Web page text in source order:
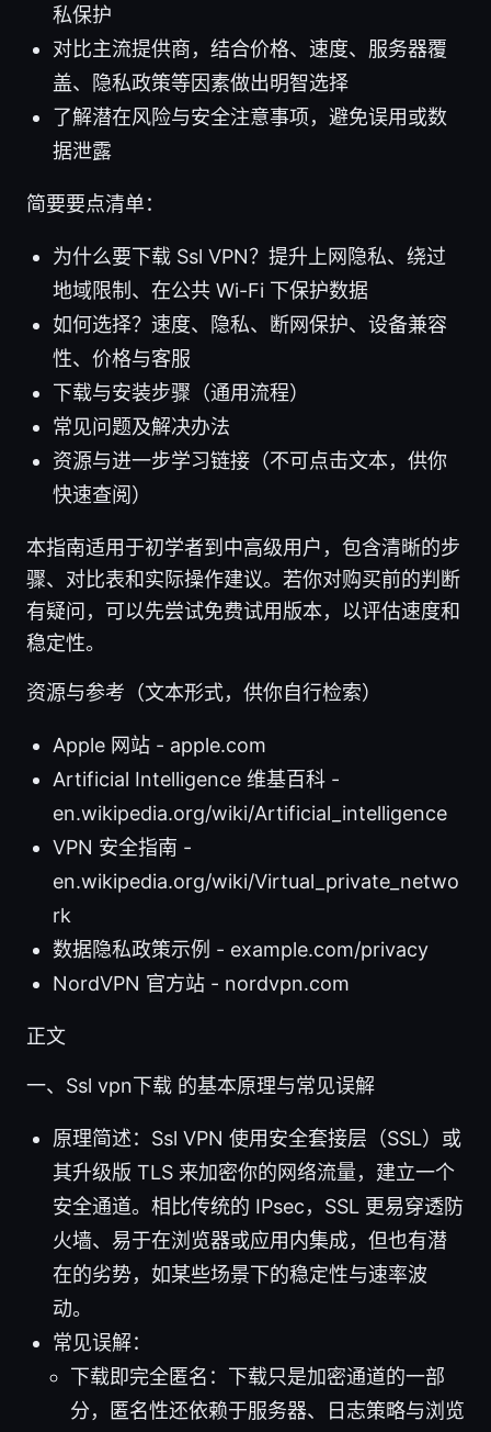
私保护
对比主流提供商，结合价格、速度、服务器覆
盖、隐私政策等因素做出明智选择
了解潜在风险与安全注意事项，避免误用或数
据泄露
简要要点清单：
为什么要下载 Ssl VPN？提升上网隐私、绕过
地域限制、在公共 Wi-Fi 下保护数据
如何选择？速度、隐私、断网保护、设备兼容
性、价格与客服
下载与安装步骤（通用流程）
常见问题及解决办法
资源与进一步学习链接（不可点击文本，供你
快速查阅）
本指南适用于初学者到中高级用户，包含清晰的步
骤、对比表和实际操作建议。若你对购买前的判断
有疑问，可以先尝试免费试用版本，以评估速度和
稳定性。
资源与参考（文本形式，供你自行检索）
Apple 网站 - apple.com
Artificial Intelligence 维基百科 -
en.wikipedia.org/wiki/Artificial_intelligence
VPN 安全指南 -
en.wikipedia.org/wiki/Virtual_private_netwo
rk
数据隐私政策示例 - example.com/privacy
NordVPN 官方站 - nordvpn.com
正文
一、Ssl vpn下载 的基本原理与常见误解
原理简述：Ssl VPN 使用安全套接层（SSL）或
其升级版 TLS 来加密你的网络流量，建立一个
安全通道。相比传统的 IPsec，SSL 更易穿透防
火墙、易于在浏览器或应用内集成，但也有潜
在的劣势，如某些场景下的稳定性与速率波
动。
常见误解：
下载即完全匿名：下载只是加密通道的一部
分，匿名性还依赖于服务器、日志策略与浏览